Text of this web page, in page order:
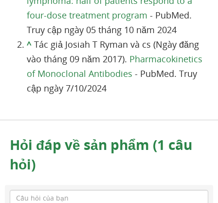
four-dose treatment program - PubMed.
Truy cập ngày 05 tháng 10 năm 2024
^ Tác giả Josiah T Ryman và cs (Ngày đăng
vào tháng 09 năm 2017). Pharmacokinetics
of Monoclonal Antibodies - PubMed. Truy
cập ngày 7/10/2024
Hỏi đáp về sản phẩm (1 câu
hỏi)